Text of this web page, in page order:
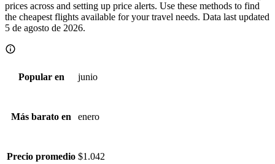
prices across and setting up price alerts. Use these methods to find
the cheapest flights available for your travel needs. Data last updated
5 de agosto de 2026.
Popular en junio
Más barato en enero
Precio promedio $1.042